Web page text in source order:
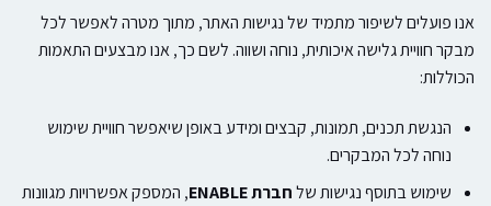
אנו פועלים לשיפור מתמיד של נגישות האתר, מתוך מטרה לאפשר לכל
מבקר חוויית גלישה איכותית, נוחה ושווה. לשם כך, אנו מבצעים התאמות
הכוללות:
הנגשת תכנים, תמונות, קבצים ומידע באופן שיאפשר חוויית שימוש
נוחה לכל המבקרים.
שימוש בתוסף נגישות שלחברת ENABLE
, המספק אפשרויות מגוונות